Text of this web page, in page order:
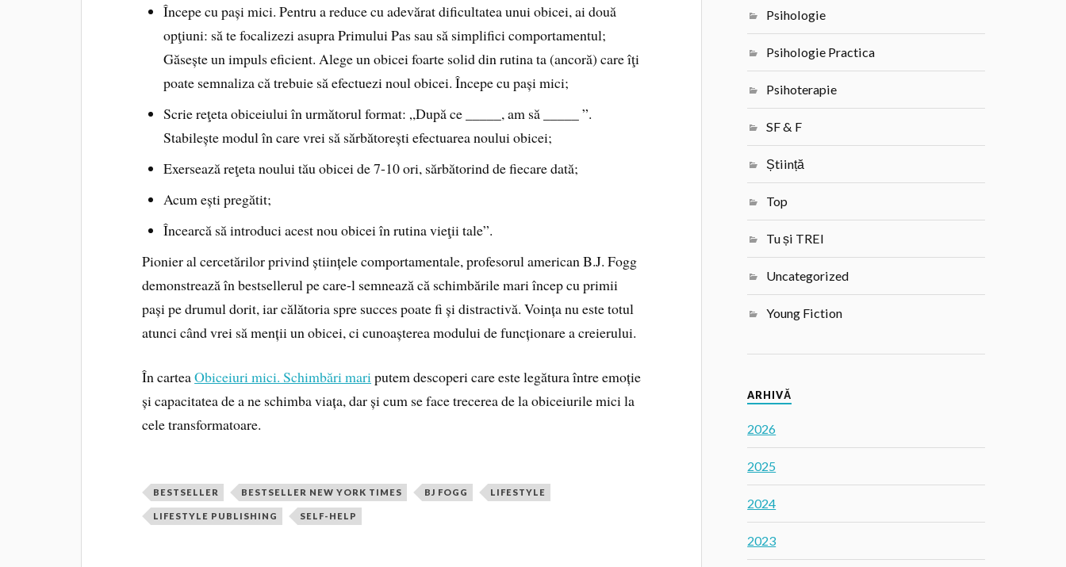
Începe cu pași mici. Pentru a reduce cu adevărat dificultatea unui obicei, ai două
opţiuni: să te focalizezi asupra Primului Pas sau să simplifici comportamentul;
Găsește un impuls eficient. Alege un obicei foarte solid din rutina ta (ancoră) care îţi
poate semnaliza că trebuie să efectuezi noul obicei. Începe cu pași mici;
Scrie reţeta obiceiului în următorul format: „După ce _____, am să _____ ”.
Stabilește modul în care vrei să sărbătorești efectuarea noului obicei;
Exersează reţeta noului tău obicei de 7-10 ori, sărbătorind de fiecare dată;
Acum ești pregătit;
Încearcă să introduci acest nou obicei în rutina vieţii tale”.
Pionier al cercetărilor privind științele comportamentale, profesorul american B.J. Fogg
demonstrează în bestsellerul pe care-l semnează că schimbările mari încep cu primii
pași pe drumul dorit, iar călătoria spre succes poate fi și distractivă. Voința nu este totul
atunci când vrei să menții un obicei, ci cunoașterea modului de funcționare a creierului.
În carteaObiceiuri mici. Schimbări mariputem descoperi care este legătura între emoție
și capacitatea de a ne schimba viața, dar și cum se face trecerea de la obiceiurile mici la
cele transformatoare.
BESTSELLER BESTSELLER NEW YORK TIMES BJ FOGG LIFESTYLE
LIFESTYLE PUBLISHING SELF-HELP
Psihologie
Psihologie Practica
Psihoterapie
SF & F
Știință
Top
Tu și TREI
Uncategorized
Young Fiction
ARHIVĂ
2026
2025
2024
2023